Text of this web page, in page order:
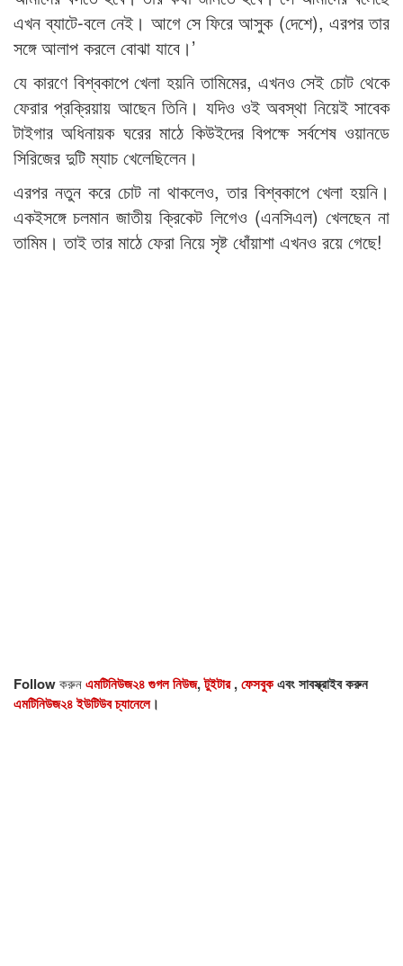
এখন ব্যাটে-বলে নেই। আগে সে ফিরে আসুক (দেশে), এরপর তার
সঙ্গে আলাপ করলে বোঝা যাবে।’
যে কারণে বিশ্বকাপে খেলা হয়নি তামিমের, এখনও সেই চোট থেকে
ফেরার প্রক্রিয়ায় আছেন তিনি। যদিও ওই অবস্থা নিয়েই সাবেক
টাইগার অধিনায়ক ঘরের মাঠে কিউইদের বিপক্ষে সর্বশেষ ওয়ানডে
সিরিজের দুটি ম্যাচ খেলেছিলেন।
এরপর নতুন করে চোট না থাকলেও, তার বিশ্বকাপে খেলা হয়নি।
একইসঙ্গে চলমান জাতীয় ক্রিকেট লিগেও (এনসিএল) খেলছেন না
তামিম। তাই তার মাঠে ফেরা নিয়ে সৃষ্ট ধোঁয়াশা এখনও রয়ে গেছে!
Followকরুনএমটিনিউজ২৪ গুগল নিউজ,টুইটার,ফেসবুকএবং সাবস্ক্রাইব করুন
এমটিনিউজ২৪ ইউটিউব চ্যানেলে।